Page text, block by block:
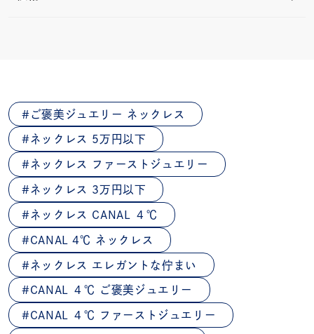
ご褒美ジュエリー ネックレス
ネックレス 5万円以下
ネックレス ファーストジュエリー
ネックレス 3万円以下
ネックレス CANAL ４℃
CANAL 4℃ ネックレス
ネックレス エレガントな佇まい
CANAL ４℃ ご褒美ジュエリー
CANAL ４℃ ファーストジュエリー